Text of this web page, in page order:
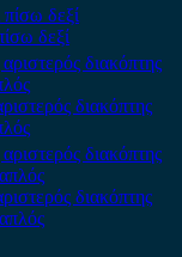
δεξί
διακόπτης
διακόπτης